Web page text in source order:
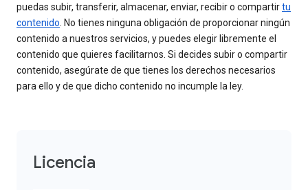
puedas subir, transferir, almacenar, enviar, recibir o compartirtu
contenido. No tienes ninguna obligación de proporcionar ningún
contenido a nuestros servicios, y puedes elegir libremente el
contenido que quieres facilitarnos. Si decides subir o compartir
contenido, asegúrate de que tienes los derechos necesarios
para ello y de que dicho contenido no incumple la ley.
Licencia